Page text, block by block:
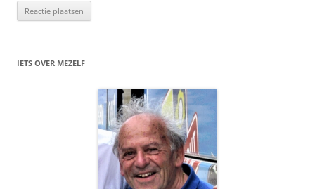
IETS OVER MEZELF